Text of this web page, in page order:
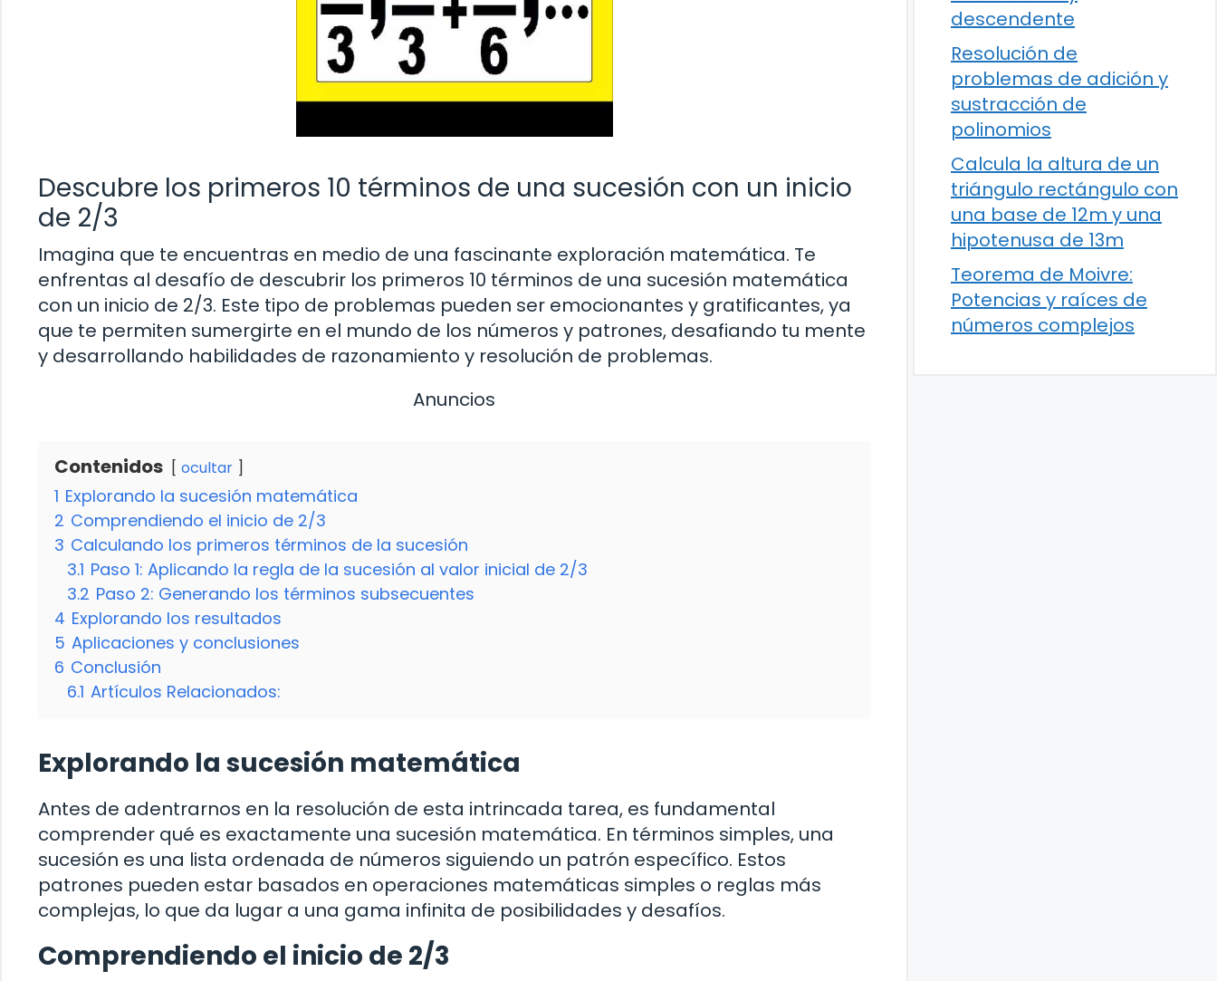
Descubre los primeros 10 términos de una sucesión con un inicio
de 2/3
Imagina que te encuentras en medio de una fascinante exploración matemática. Te
enfrentas al desafío de descubrir los primeros 10 términos de una sucesión matemática
con un inicio de 2/3. Este tipo de problemas pueden ser emocionantes y gratificantes, ya
que te permiten sumergirte en el mundo de los números y patrones, desafiando tu mente
y desarrollando habilidades de razonamiento y resolución de problemas.
Anuncios
Contenidos ocultar
1 Explorando la sucesión matemática
2 Comprendiendo el inicio de 2/3
3 Calculando los primeros términos de la sucesión
3.1 Paso 1: Aplicando la regla de la sucesión al valor inicial de 2/3
3.2 Paso 2: Generando los términos subsecuentes
4 Explorando los resultados
5 Aplicaciones y conclusiones
6 Conclusión
6.1 Artículos Relacionados:
Explorando la sucesión matemática
Antes de adentrarnos en la resolución de esta intrincada tarea, es fundamental
comprender qué es exactamente una sucesión matemática. En términos simples, una
sucesión es una lista ordenada de números siguiendo un patrón específico. Estos
patrones pueden estar basados en operaciones matemáticas simples o reglas más
complejas, lo que da lugar a una gama infinita de posibilidades y desafíos.
Comprendiendo el inicio de 2/3
descendente
Resolución de
problemas de adición y
sustracción de
polinomios
Calcula la altura de un
triángulo rectángulo con
una base de 12m y una
hipotenusa de 13m
Teorema de Moivre:
Potencias y raíces de
números complejos